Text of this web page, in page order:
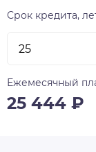
Срок кредита,
Ежемесячный
25 444 ₽